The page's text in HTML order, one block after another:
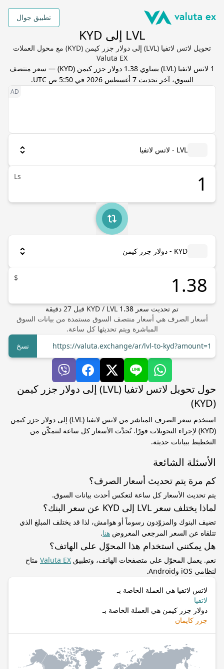
تطبيق جوال
LVL إلى KYD
تحويل لاتس لاتفيا (LVL) إلى دولار جزر كيمن (KYD) مع محول العملات
Valuta EX
1 لاتس لاتفيا (
LVL) يساوي 1.38 دولار جزر كيمن (
KYD) — سعر منتصف
السوق، آخر تحديث7 أغسطس 2026 في 5:50 ص UTC .
LVL - لاتس لاتفيا
Ls
KYD - دولار جزر كيمن
$
تم تحديث سعر KYD / LVL 1.38 قبل 27 دقيقة
أسعار الصرف هي أسعار منتصف السوق مستمدة من بيانات السوق
المباشرة ويتم تحديثها كل ساعة.
https://valuta.exchange/ar/lvl-to-kyd?amount=1
نسخ
حول تحويل لاتس لاتفيا (LVL) إلى دولار جزر كيمن
(KYD)
استخدم سعر الصرف المباشر من لاتس لاتفيا (LVL) إلى دولار جزر كيمن
(KYD) لإجراء التحويلات فورًا. تُحدَّث الأسعار كل ساعة لتتمكّن من
التخطيط ببيانات حديثة.
الأسئلة الشائعة
كم مرة يتم تحديث أسعار الصرف؟
يتم تحديث الأسعار كل ساعة لتعكس أحدث بيانات السوق.
لماذا يختلف سعر LVL إلى KYD عن سعر البنك؟
تضيف البنوك والمزوّدون رسوماً أو هوامش، لذا قد يختلف المبلغ الذي
تتلقاه عن السعر المرجعي المعروض هنا.
هل يمكنني استخدام هذا المحوّل على الهاتف؟
نعم. يعمل المحوّل على متصفحات الهاتف، وتطبيق Valuta EX متاح
لنظامي iOS وAndroid.
لاتس لاتفيا هي العملة الخاصة بـ
لاتفيا
دولار جزر كيمن هي العملة الخاصة بـ
جزر كايمان